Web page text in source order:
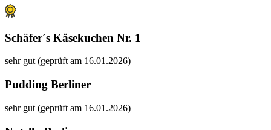
Schäfer´s Käsekuchen Nr. 1
sehr gut (geprüft am 16.01.2026)
Pudding Berliner
sehr gut (geprüft am 16.01.2026)